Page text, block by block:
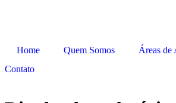
Home Quem Somos Áreas de
Contato